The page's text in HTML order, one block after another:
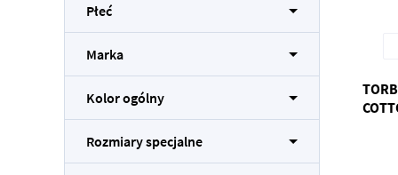
Płeć
Marka
Kolor ogólny
Rozmiary specjalne